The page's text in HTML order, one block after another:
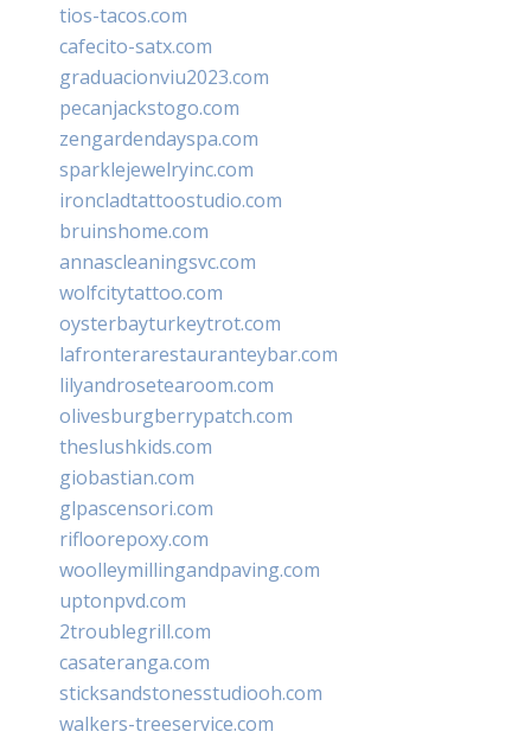
tios-tacos.com
cafecito-satx.com
graduacionviu2023.com
pecanjackstogo.com
zengardendayspa.com
sparklejewelryinc.com
ironcladtattoostudio.com
bruinshome.com
annascleaningsvc.com
wolfcitytattoo.com
oysterbayturkeytrot.com
lafronterarestauranteybar.com
lilyandrosetearoom.com
olivesburgberrypatch.com
theslushkids.com
giobastian.com
glpascensori.com
rifloorepoxy.com
woolleymillingandpaving.com
uptonpvd.com
2troublegrill.com
casateranga.com
sticksandstonesstudiooh.com
walkers-treeservice.com